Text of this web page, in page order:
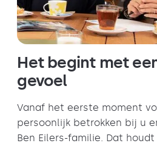
Het begint met
gevoel
Vanaf het eerste moment
persoonlijk betrokken bij u
Ben Eilers-familie. Dat